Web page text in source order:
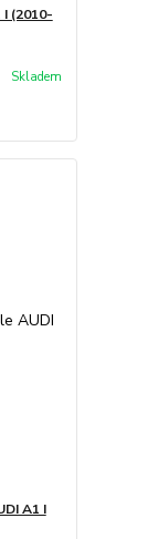
(2010-
Skladem
A1 I